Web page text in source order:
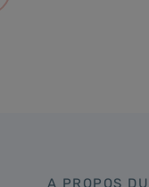
A PROPOS